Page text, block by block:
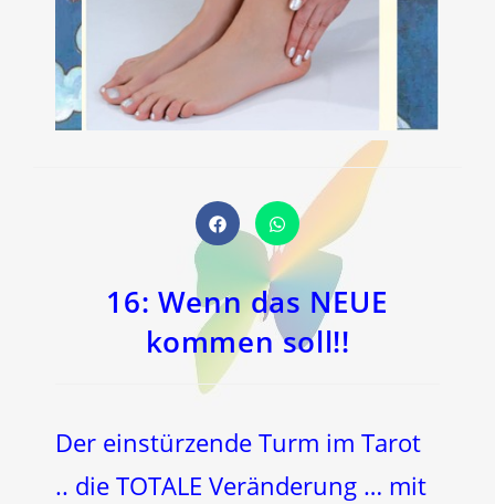
Öffnet
in
Fenster
Öffnet
in
einem
neuen
Fenster
16: Wenn das NEUE
kommen soll!!
Der einstürzende Turm im Tarot
.. die TOTALE Veränderung … mit